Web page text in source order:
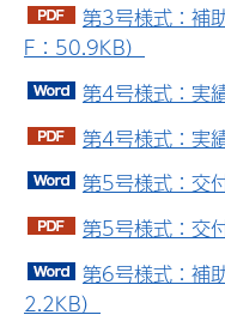
第3号様式：補
F：50.9KB）
第4号様式：実
第4号様式：実
第5号様式：交
第5号様式：交
第6号様式：補
2.2KB）